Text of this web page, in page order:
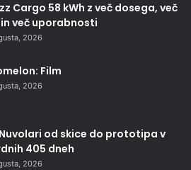
Cargo 58 kWh z več dosega, več
več uporabnosti
2026
Film
2026
od skice do prototipa v
405 dneh
2026